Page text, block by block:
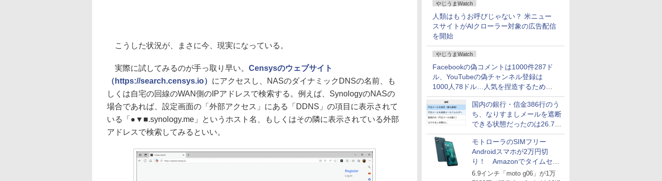
どいい【ぼっち・ざ・ろー
ど！その14】
やじうまWatch
人類はもうお呼びじゃない？ 米ニュー
スサイトがAIクローラー対象の広告配信
を開始
やじうまWatch
Facebookの偽コメントは1000件287ド
ル、YouTubeの偽チャンネル登録は
1000人78ドル…人気を捏造するための
価格リストが公開中
国内の銀行・信金386行のう
ち、なりすましメールを遮断
できる状態だったのは26.7％
にとどまる～GMOブランド
セキュリティ調査
モトローラのSIMフリー
Androidスマホが2万円切
り！ Amazonでタイムセー
ル
6.9インチ「moto g06」が1万
こうした状況が、まさに今、現実になっている。
実際に試してみるのが手っ取り早い。 Censysのウェブサイト
（https://search.censys.io） にアクセスし、NASのダイナミックDNSの名前、も
しくは自宅の回線のWAN側のIPアドレスで検索する。例えば、SynologyのNASの
場合であれば、設定画面の「外部アクセス」にある「DDNS」の項目に表示されて
いる「●▼■.synology.me」というホスト名、もしくはその隣に表示されている外部
アドレスで検索してみるといい。